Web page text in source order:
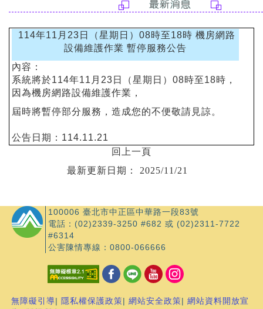
114年11月23日（星期日）08時至18時 機房網路
設備維護作業 暫停服務公告
內容：
系統將於114年11月23日（星期日）08時至18時，
因為機房網路設備維護作業，
屆時將暫停部分服務，造成您的不便敬請見諒。
公告日期： 114.11.21
回上一頁
最新更新日期：
2025/11/21
100006 臺北市中正區中華路一段83號
電話：(02)2339-3250 #682 或 (02)2311-7722
#6314
公害陳情專線：0800-066666
無障礙引導| 隱私權保護政策| 網站安全政策| 網站資料開放宣